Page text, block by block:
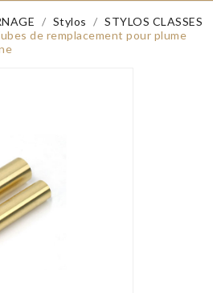
Stylos
STYLOS CLASSES
de remplacement pour plume